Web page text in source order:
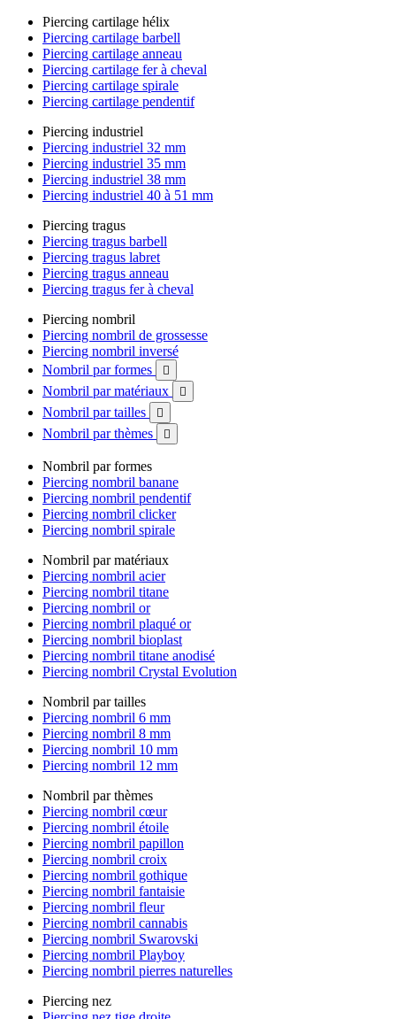
Piercing cartilage hélix
Piercing cartilage barbell
Piercing cartilage anneau
Piercing cartilage fer à cheval
Piercing cartilage spirale
Piercing cartilage pendentif
Piercing industriel
Piercing industriel 32 mm
Piercing industriel 35 mm
Piercing industriel 38 mm
Piercing industriel 40 à 51 mm
Piercing tragus
Piercing tragus barbell
Piercing tragus labret
Piercing tragus anneau
Piercing tragus fer à cheval
Piercing nombril
Piercing nombril de grossesse
Piercing nombril inversé
Nombril par formes

Nombril par matériaux 
Nombril par tailles 
Nombril par thèmes 
Nombril par formes
Piercing nombril banane
Piercing nombril pendentif
Piercing nombril clicker
Piercing nombril spirale
Nombril par matériaux
Piercing nombril acier
Piercing nombril titane
Piercing nombril or
Piercing nombril plaqué or
Piercing nombril bioplast
Piercing nombril titane anodisé
Piercing nombril Crystal Evolution
Nombril par tailles
Piercing nombril 6 mm
Piercing nombril 8 mm
Piercing nombril 10 mm
Piercing nombril 12 mm
Nombril par thèmes
Piercing nombril cœur
Piercing nombril étoile
Piercing nombril papillon
Piercing nombril croix
Piercing nombril gothique
Piercing nombril fantaisie
Piercing nombril fleur
Piercing nombril cannabis
Piercing nombril Swarovski
Piercing nombril Playboy
Piercing nombril pierres naturelles
Piercing nez